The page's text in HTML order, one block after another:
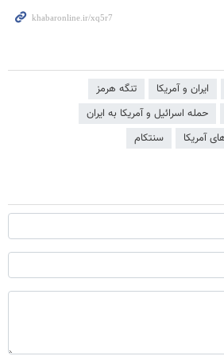
ایران و آمریکا
تنگه هرمز
حمله اسرائیل و آمریکا به ایران
آمریکا
سنتکام